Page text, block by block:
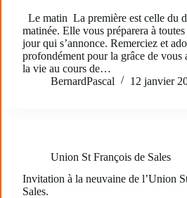
Le matin La première est celle du
matinée. Elle vous préparera à
jour qui s’annonce. Remerciez et
profondément pour la grâce de vous
la vie au cours de…
BernardPascal
12 janvier
Union St François de Sales
Invitation à la neuvaine de l’Union
Sales.